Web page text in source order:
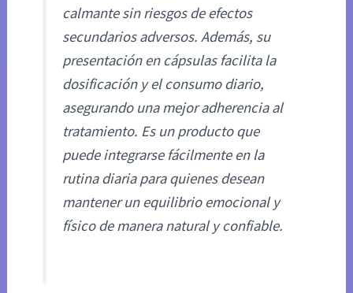
calmante sin riesgos de efectos
secundarios adversos. Además, su
presentación en cápsulas facilita la
dosificación y el consumo diario,
asegurando una mejor adherencia al
tratamiento. Es un producto que
puede integrarse fácilmente en la
rutina diaria para quienes desean
mantener un equilibrio emocional y
físico de manera natural y confiable.